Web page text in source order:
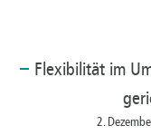
Flexibilitätim
2.